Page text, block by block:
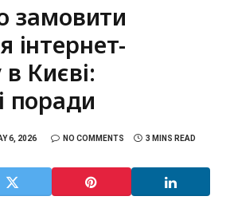
замовити
інтернет-
Києві:
поради
6, 2026 NO COMMENTS 3 MINS READ